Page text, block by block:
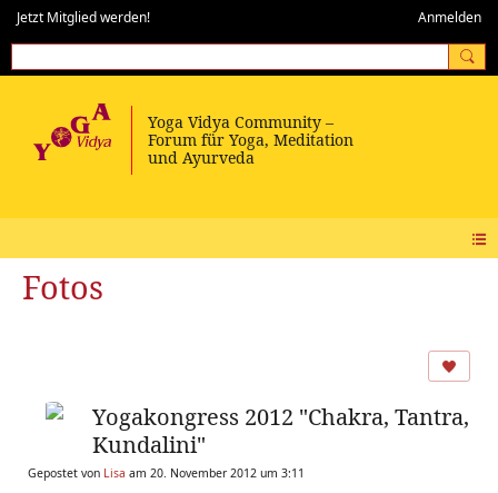
Jetzt Mitglied werden! Anmelden
Fotos
Yogakongress 2012 "Chakra, Tantra,
Kundalini"
Gepostet von Lisa am 20. November 2012 um 3:11